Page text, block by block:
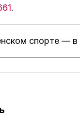
.
спорте — в